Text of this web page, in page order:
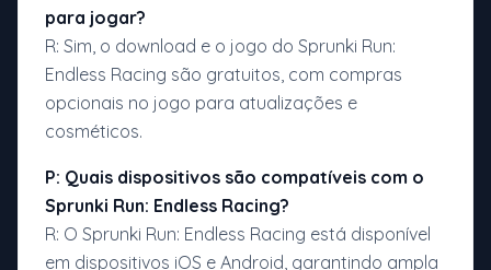
para jogar?
R: Sim, o download e o jogo do Sprunki Run:
Endless Racing são gratuitos, com compras
opcionais no jogo para atualizações e
cosméticos.
P: Quais dispositivos são compatíveis com o
Sprunki Run: Endless Racing?
R: O Sprunki Run: Endless Racing está disponível
em dispositivos iOS e Android, garantindo ampla